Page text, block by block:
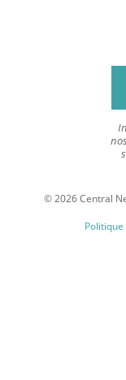
© 2026 Central